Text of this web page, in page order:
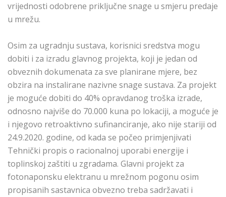
vrijednosti odobrene priključne snage u smjeru predaje
u mrežu.
Osim za ugradnju sustava, korisnici sredstva mogu
dobiti i za izradu glavnog projekta, koji je jedan od
obveznih dokumenata za sve planirane mjere, bez
obzira na instalirane nazivne snage sustava. Za projekt
je moguće dobiti do 40% opravdanog troška izrade,
odnosno najviše do 70.000 kuna po lokaciji, a moguće je
i njegovo retroaktivno sufinanciranje, ako nije stariji od
24.9.2020. godine, od kada se počeo primjenjivati
Tehnički propis o racionalnoj uporabi energije i
toplinskoj zaštiti u zgradama. Glavni projekt za
fotonaponsku elektranu u mrežnom pogonu osim
propisanih sastavnica obvezno treba sadržavati i